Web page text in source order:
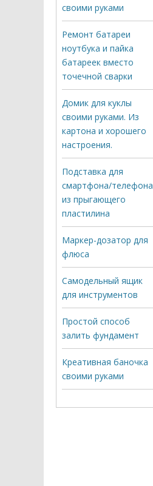
своими руками
Ремонт батареи
ноутбука и пайка
батареек вместо
точечной сварки
Домик для куклы
своими руками. Из
картона и хорошего
настроения.
Подставка для
смартфона/телефона
из прыгающего
пластилина
Маркер-дозатор для
флюса
Самодельный ящик
для инструментов
Простой способ
залить фундамент
Креативная баночка
своими руками